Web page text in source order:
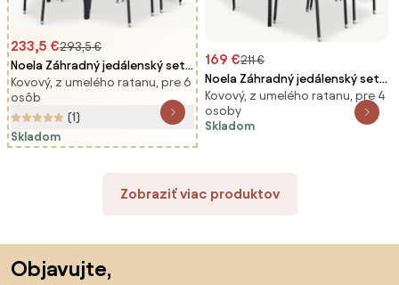
233,5 €293,5 €
Noela Záhradný jedálenský set
Viking L + 6x ratanová stolička
Roma
Kovový, z umelého ratanu, pre 6
osôb
(1)
Skladom
169 €211 €
Noela Záhradný jedálenský set
Klaudia čierny + 4x ratanová
stolička Roma
Kovový, z umelého ratanu, pre 4
osoby
Skladom
Zobraziť viac produktov
Objavujte,